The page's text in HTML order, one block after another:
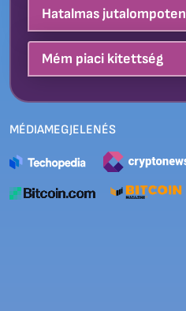
Hatalmas
Mém piaci kitettség
MÉDIAMEGJELENÉS